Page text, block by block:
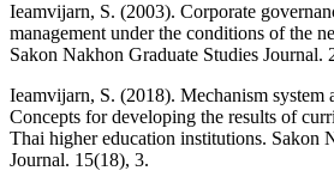
Ieamvijarn, S. (2003). Corporate
management under the conditions of the
Sakon Nakhon Graduate Studies Journal.
Ieamvijarn, S. (2018). Mechanism system
Concepts for developing the results of
Thai higher education institutions. Sakon
Journal. 15(18), 3.